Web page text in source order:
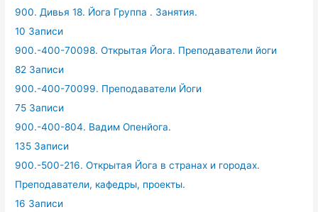
900. Дивья 18. Йога Группа . Занятия.
10 Записи
900.-400-70098. Открытая Йога. Преподаватели йоги
82 Записи
900.-400-70099. Преподаватели Йоги
75 Записи
900.-400-804. Вадим Опенйога.
135 Записи
900.-500-216. Открытая Йога в странах и городах.
Преподаватели, кафедры, проекты.
16 Записи